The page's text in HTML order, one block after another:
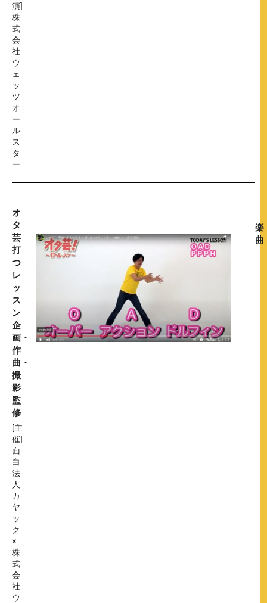
演]
株
式
会
社
ウ
ェ
ッ
ツ
オ
ー
ル
ス
タ
ー
オ
タ
芸
打
つ
レ
ッ
ス
ン
企
画・
作
曲・
撮
影
監
修
[主
催]
面
白
法
人
カ
ヤ
ッ
ク
×
株
式
会
社
ウ
楽
曲